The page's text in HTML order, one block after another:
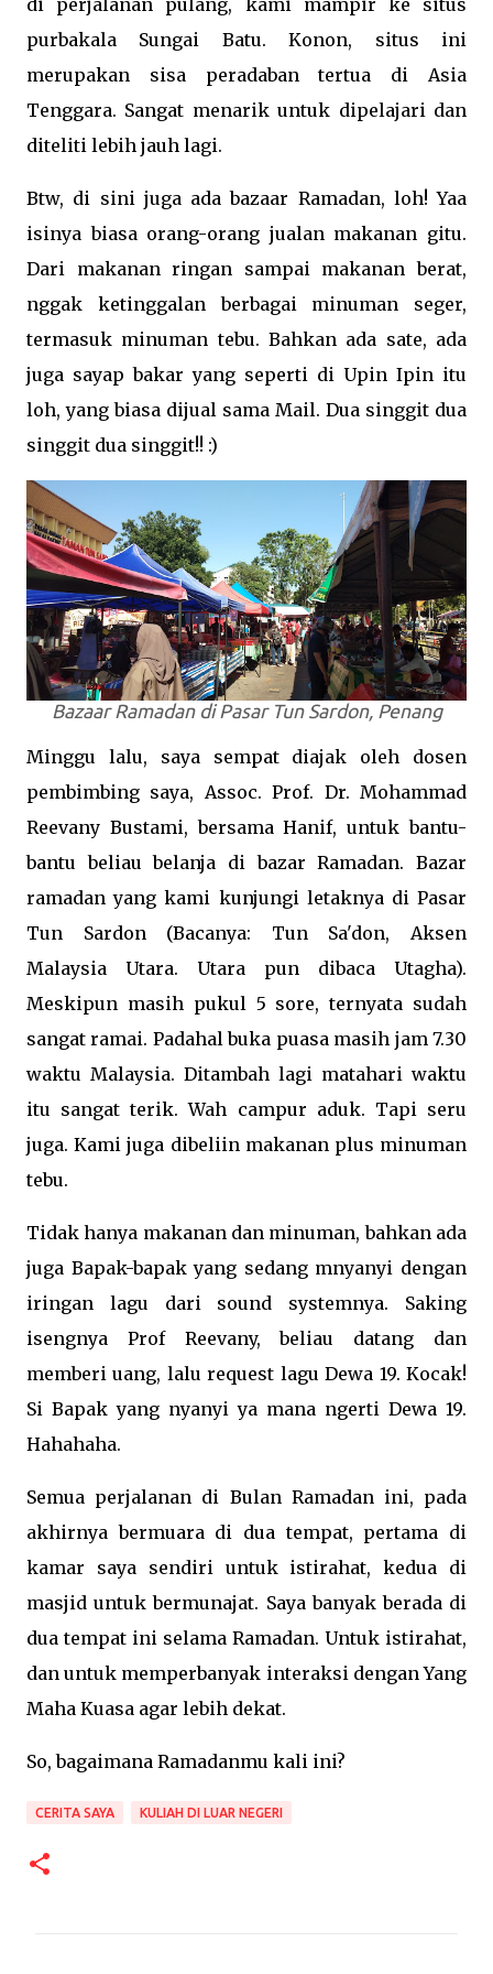
di perjalanan pulang, kami mampir ke situs
purbakala Sungai Batu. Konon, situs ini
merupakan sisa peradaban tertua di Asia
Tenggara. Sangat menarik untuk dipelajari dan
diteliti lebih jauh lagi.
Btw, di sini juga ada bazaar Ramadan, loh! Yaa
isinya biasa orang-orang jualan makanan gitu.
Dari makanan ringan sampai makanan berat,
nggak ketinggalan berbagai minuman seger,
termasuk minuman tebu. Bahkan ada sate, ada
juga sayap bakar yang seperti di Upin Ipin itu
loh, yang biasa dijual sama Mail. Dua singgit dua
singgit dua singgit!! :)
Bazaar Ramadan di Pasar Tun Sardon, Penang
Minggu lalu, saya sempat diajak oleh dosen
pembimbing saya, Assoc. Prof. Dr. Mohammad
Reevany Bustami, bersama Hanif, untuk bantu-
bantu beliau belanja di bazar Ramadan. Bazar
ramadan yang kami kunjungi letaknya di Pasar
Tun Sardon (Bacanya: Tun Sa'don, Aksen
Malaysia Utara. Utara pun dibaca Utagha).
Meskipun masih pukul 5 sore, ternyata sudah
sangat ramai. Padahal buka puasa masih jam 7.30
waktu Malaysia. Ditambah lagi matahari waktu
itu sangat terik. Wah campur aduk. Tapi seru
juga. Kami juga dibeliin makanan plus minuman
tebu.
Tidak hanya makanan dan minuman, bahkan ada
juga Bapak-bapak yang sedang mnyanyi dengan
iringan lagu dari sound systemnya. Saking
isengnya Prof Reevany, beliau datang dan
memberi uang, lalu request lagu Dewa 19. Kocak!
Si Bapak yang nyanyi ya mana ngerti Dewa 19.
Hahahaha.
Semua perjalanan di Bulan Ramadan ini, pada
akhirnya bermuara di dua tempat, pertama di
kamar saya sendiri untuk istirahat, kedua di
masjid untuk bermunajat. Saya banyak berada di
dua tempat ini selama Ramadan. Untuk istirahat,
dan untuk memperbanyak interaksi dengan Yang
Maha Kuasa agar lebih dekat.
So, bagaimana Ramadanmu kali ini?
CERITA SAYA KULIAH DI LUAR NEGERI